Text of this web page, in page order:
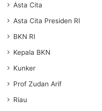
Asta Cita
Asta Cita Presiden RI
BKN RI
Kepala BKN
Kunker
Prof Zudan Arif
Riau